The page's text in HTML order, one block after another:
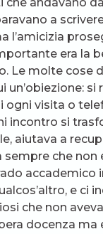
a
l’amicizia
era la
Le molte cose
un’obiezione: si
ogni visita o
incontro si
aiutava a
sempre che non
accademico
e ci
che non
docenza ma